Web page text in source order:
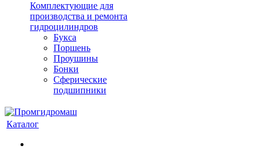
Комплектующие для
производства и ремонта
гидроцилиндров
Букса
Поршень
Проушины
Бонки
Сферические
подшипники
Каталог